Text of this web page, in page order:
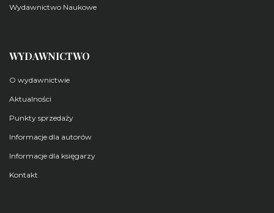
Wydawnictwo Naukowe
WYDAWNICTWO
O wydawnictwie
Aktualności
Punkty sprzedaży
Informacje dla autorów
Informacje dla księgarzy
Kontakt